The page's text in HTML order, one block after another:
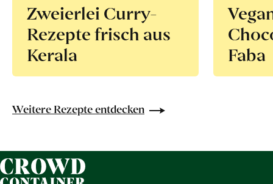
Zweierlei Curry-
Rezepte frisch aus
Kerala
Faba
Weitere Rezepte entdecken